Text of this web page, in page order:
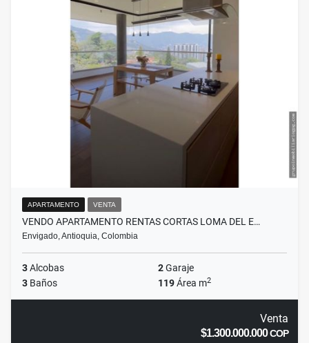
APARTAMENTO VENTA
VENDO APARTAMENTO RENTAS CORTAS LOMA DEL E…
Envigado, Antioquia, Colombia
3Alcobas 2Garaje
3 Baños 119Área m2
Venta
$1.300.000.000COP